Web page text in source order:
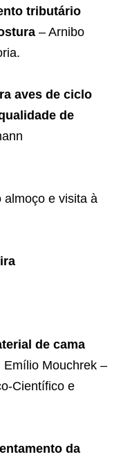
tributário
– Arnibo
aves de ciclo
de
almoço e visita à
de cama
Emílio Mouchrek –
Científico e
da